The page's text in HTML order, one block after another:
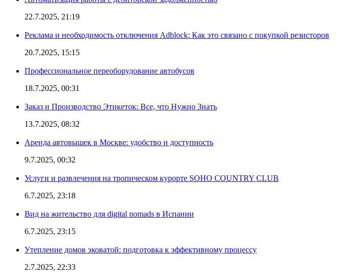
22.7.2025, 21:19
Реклама и необходимость отключения Adblock: Как это связано с покупкой резисторов
20.7.2025, 15:15
Профессиональное переоборудование автобусов
18.7.2025, 00:31
Заказ и Производство Этикеток: Все, что Нужно Знать
13.7.2025, 08:32
Аренда автовышек в Москве: удобство и доступность
9.7.2025, 00:32
Услуги и развлечения на тропическом курорте SOHO COUNTRY CLUB
6.7.2025, 23:18
Вид на жительство для digital nomads в Испании
6.7.2025, 23:15
Утепление домов эковатой: подготовка к эффективному процессу
2.7.2025, 22:33